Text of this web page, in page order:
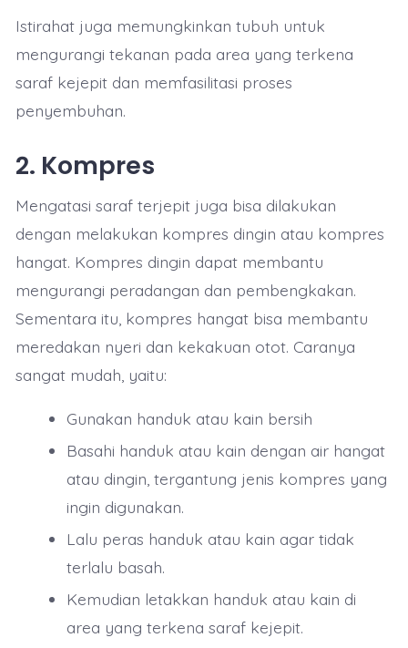
Istirahat juga memungkinkan tubuh untuk
mengurangi tekanan pada area yang terkena
saraf kejepit dan memfasilitasi proses
penyembuhan.
2. Kompres
Mengatasi saraf terjepit juga bisa dilakukan
dengan melakukan kompres dingin atau kompres
hangat. Kompres dingin dapat membantu
mengurangi peradangan dan pembengkakan.
Sementara itu, kompres hangat bisa membantu
meredakan nyeri dan kekakuan otot. Caranya
sangat mudah, yaitu:
Gunakan handuk atau kain bersih
Basahi handuk atau kain dengan air hangat
atau dingin, tergantung jenis kompres yang
ingin digunakan.
Lalu peras handuk atau kain agar tidak
terlalu basah.
Kemudian letakkan handuk atau kain di
area yang terkena saraf kejepit.